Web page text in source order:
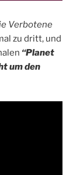
Verbotene
zu dritt, und
“Planet
um den